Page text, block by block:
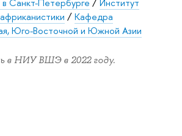
Санкт-Петербурге /Институт
/Кафедра
Юго-Восточной и Южной Азии
в НИУ ВШЭ в 2022 году.